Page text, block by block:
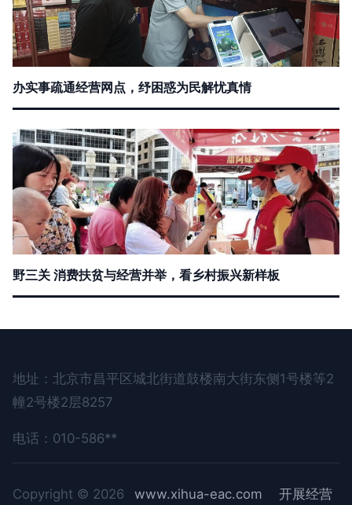
办实事疏通经营网点，纾困惑为民解忧真情
野三关 消费扶贫与经营并举，看乡村振兴新样板
地址：北京市昌平区城北街道鼓楼南大街东侧1号楼等2
幢2号楼2层8257
电话：010-586**
Copyright © 2026 www.xihua-eac.com 开展经营